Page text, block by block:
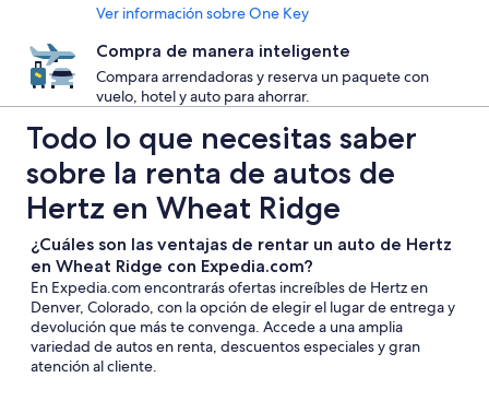
Ver información sobre One Key
Compra de manera inteligente
Compara arrendadoras y reserva un paquete con
vuelo, hotel y auto para ahorrar.
Todo lo que necesitas saber
sobre la renta de autos de
Hertz en Wheat Ridge
¿Cuáles son las ventajas de rentar un auto de Hertz
en Wheat Ridge con Expedia.com?
En Expedia.com encontrarás ofertas increíbles de Hertz en
Denver, Colorado, con la opción de elegir el lugar de entrega y
devolución que más te convenga. Accede a una amplia
variedad de autos en renta, descuentos especiales y gran
atención al cliente.